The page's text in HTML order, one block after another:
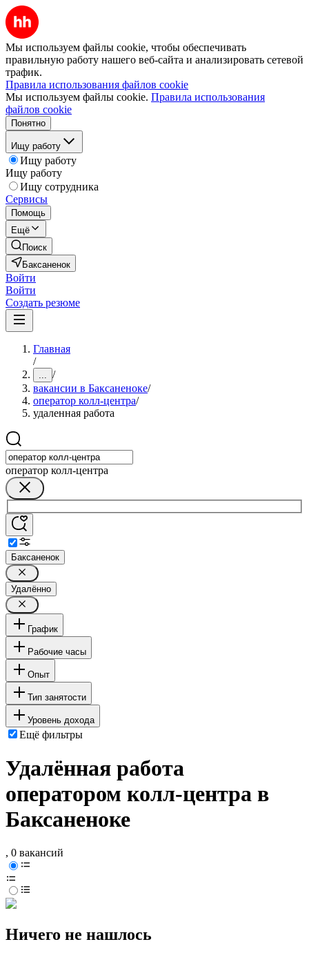
Мы используем файлы cookie, чтобы обеспечивать
правильную работу нашего веб-сайта и анализировать сетевой
трафик.
Правила использования файлов cookie
Мы используем файлы cookie. Правила использования
файлов cookie
Понятно
Ищу работу
Ищу работу
Ищу работу
Ищу сотрудника
Сервисы
Помощь
Ещё
Поиск
Баксаненок
Войти
Войти
Создать резюме
Главная
/
... /
вакансии в Баксаненоке/
оператор колл-центра/
удаленная работа
оператор колл-центра
Баксаненок
Удалённо
График
Рабочие часы
Опыт
Тип занятости
Уровень дохода
Ещё фильтры
Удалённая работа
оператором колл-центра в
Баксаненоке
, 0 вакансий
Ничего не нашлось